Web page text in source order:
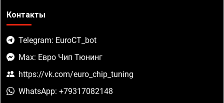
Контакты
Telegram: EuroCT_bot
Max: Евро Чип Тюнинг
https://vk.com/euro_chip_tuning
WhatsApp: +79317082148